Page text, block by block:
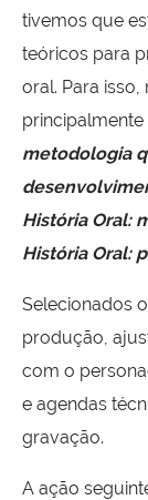
tivemos que
teóricos para
oral. Para isso,
principalmente
metodologia
História Oral:
História Oral:
Selecionados
produção,
com o
e agendas
gravação.
A ação